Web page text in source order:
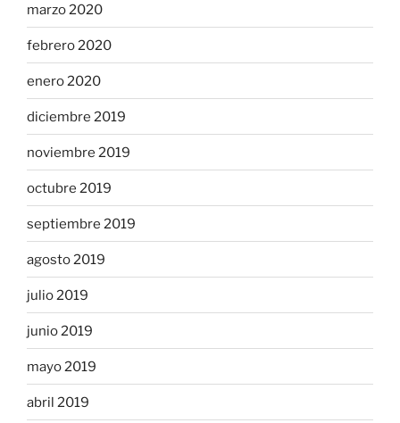
marzo 2020
febrero 2020
enero 2020
diciembre 2019
noviembre 2019
octubre 2019
septiembre 2019
agosto 2019
julio 2019
junio 2019
mayo 2019
abril 2019